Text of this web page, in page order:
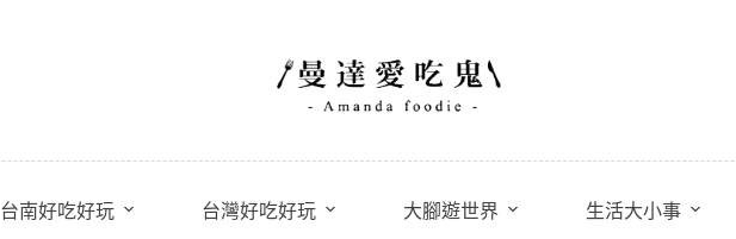
台南好吃好玩 台灣好吃好玩 大腳遊世界 生活大小事